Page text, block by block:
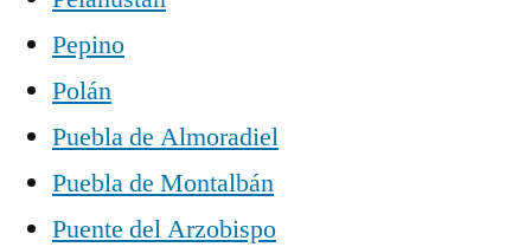
Pepino
Polán
Puebla de Almoradiel
Puebla de Montalbán
Puente del Arzobispo